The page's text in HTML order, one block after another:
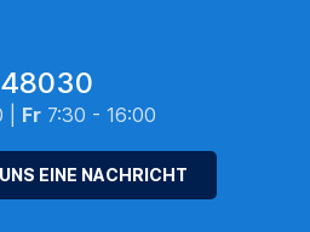
| Fr 7:30 - 16:00
EINE NACHRICHT